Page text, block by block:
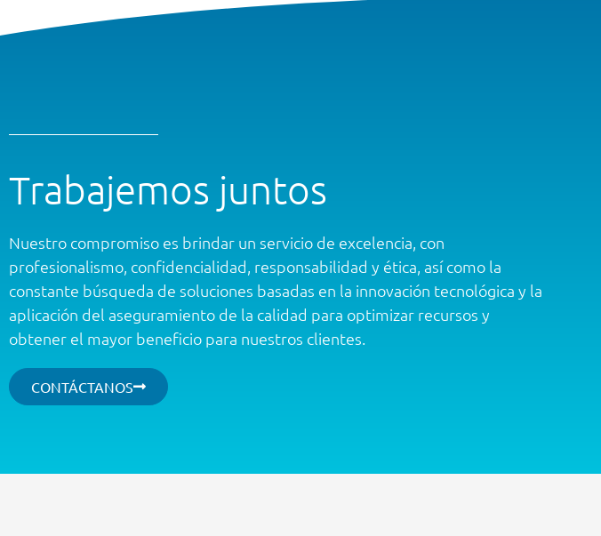
Trabajemos juntos
Nuestro compromiso es brindar un servicio de excelencia, con
profesionalismo, confidencialidad, responsabilidad y ética, así como la
constante búsqueda de soluciones basadas en la innovación tecnológica y la
aplicación del aseguramiento de la calidad para optimizar recursos y
obtener el mayor beneficio para nuestros clientes.
CONTÁCTANOS